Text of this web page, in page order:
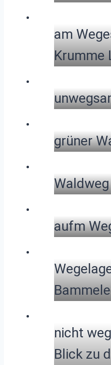
am
Krumme
grüner
Waldweg
aufm
nicht
Blick zu